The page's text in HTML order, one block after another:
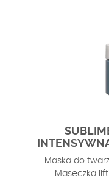
Maska do
Maseczka